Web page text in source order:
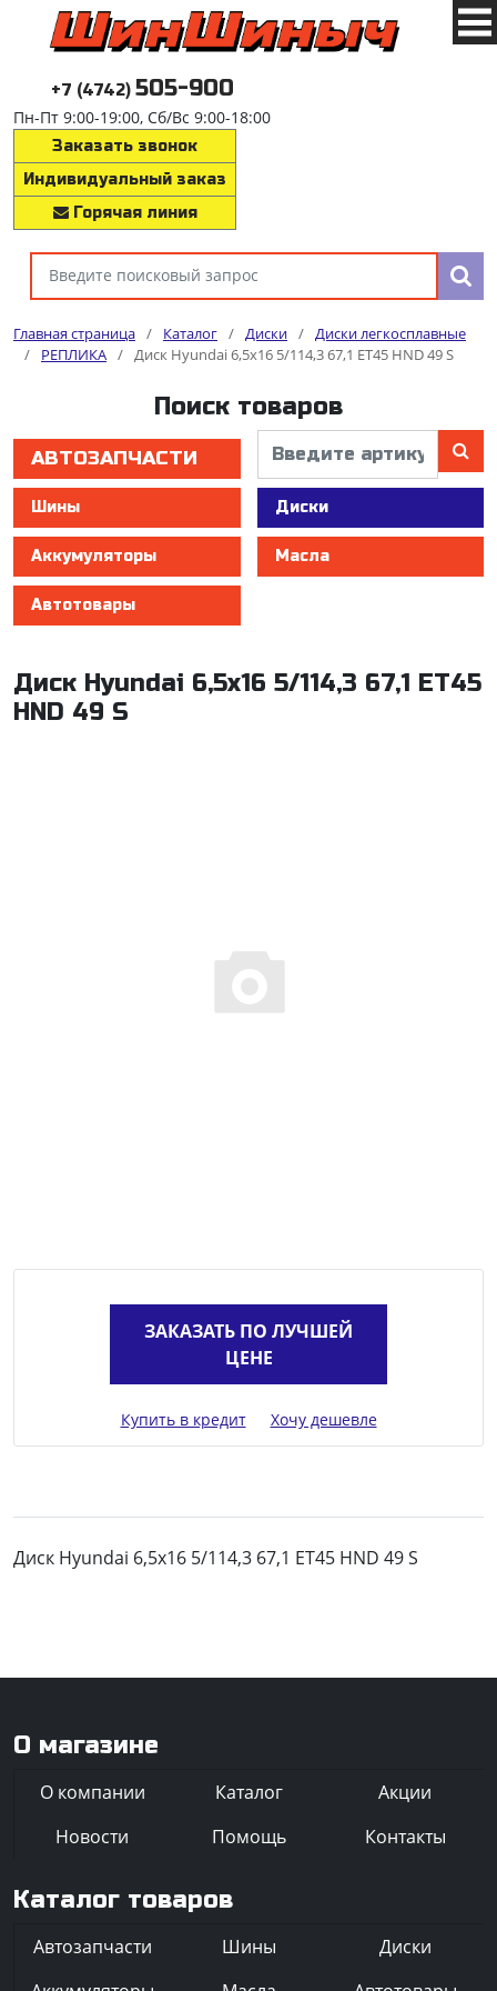
+7 (4742) 505-900
Пн-Пт 9:00-19:00, Сб/Вс 9:00-18:00
Заказать звонок
Индивидуальный заказ
Горячая линия
Главная страница / Каталог / Диски / Диски легкосплавные
/
РЕПЛИКА / Диск Hyundai 6,5x16 5/114,3 67,1 ET45 HND 49 S
Поиск товаров
АВТОЗАПЧАСТИ
Шины Диски
Аккумуляторы Масла
Автотовары
Диск Hyundai 6,5x16 5/114,3 67,1 ET45
HND 49 S
ЗАКАЗАТЬ ПО ЛУЧШЕЙ
ЦЕНЕ
Купить в кредит Хочу дешевле
Диск Hyundai 6,5x16 5/114,3 67,1 ET45 HND 49 S
О магазине
О компании Каталог
Акции
Новости
Помощь Контакты
Каталог товаров
Автозапчасти Шины
Диски